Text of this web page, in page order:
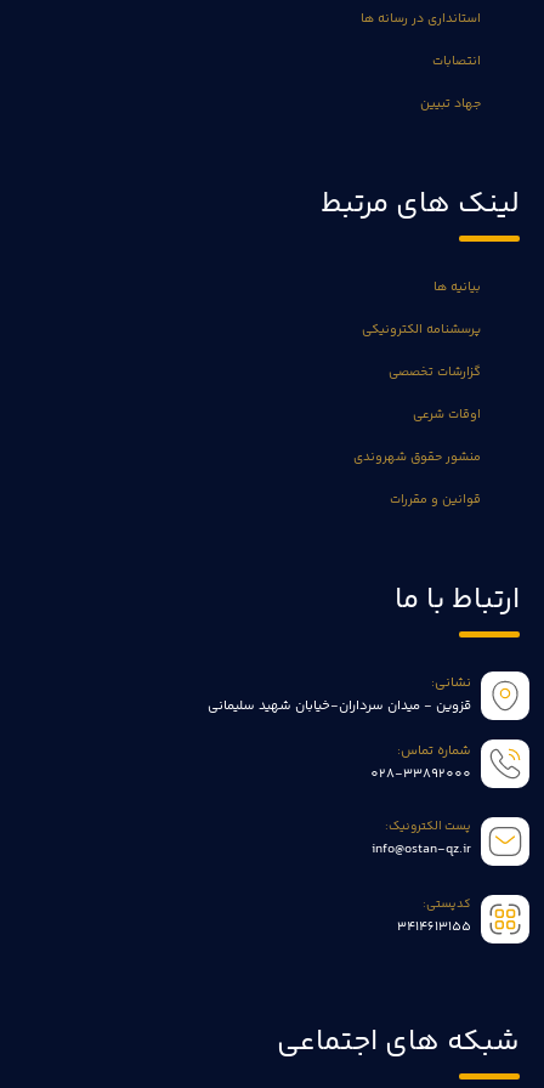
استانداری در رسانه ها
انتصابات
جهاد تبیین
لینک های مرتبط
بیانیه ها
پرسشنامه الکترونیکی
گزارشات تخصصی
اوقات شرعی
منشور حقوق شهروندی
قوانین و مقررات
ارتباط با ما
نشانی:
قزوین - میدان سرداران-خیابان شهید سلیمانی
شماره تماس:
028-33892000
پست الکترونیک:
info@ostan-qz.ir
کدپستی:
3414613155
شبکه های اجتماعی